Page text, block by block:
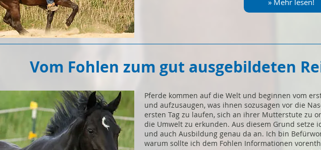
» Mehr lesen!
Vom Fohlen zum gut ausgebildeten
Pferde kommen auf die Welt und beginnen vom
und aufzusaugen, was ihnen sozusagen vor die
ersten Tag zu laufen, sich an ihrer Mutterstute zu
die Umwelt zu erkunden. Aus diesem Grund setze
und auch Ausbildung genau da an. Ich bin
warum sollte ich dem Fohlen Informationen